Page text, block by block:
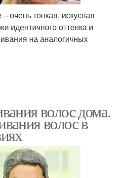
очень тонкая, искусная
идентичного оттенка и
на аналогичных
волос дома.
волос в